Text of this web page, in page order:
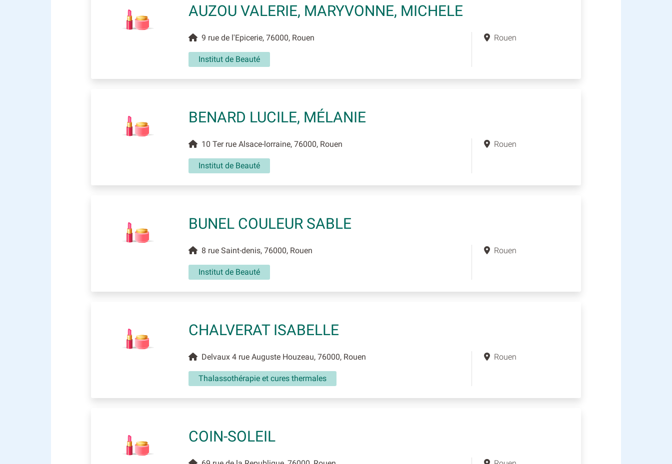
AUZOU VALERIE, MARYVONNE, MICHELE
9 rue de l'Epicerie, 76000, Rouen
Institut de Beauté
Rouen
BENARD LUCILE, MÉLANIE
10 Ter rue Alsace-lorraine, 76000, Rouen
Institut de Beauté
Rouen
BUNEL COULEUR SABLE
8 rue Saint-denis, 76000, Rouen
Institut de Beauté
Rouen
CHALVERAT ISABELLE
Delvaux 4 rue Auguste Houzeau, 76000, Rouen
Thalassothérapie et cures thermales
Rouen
COIN-SOLEIL